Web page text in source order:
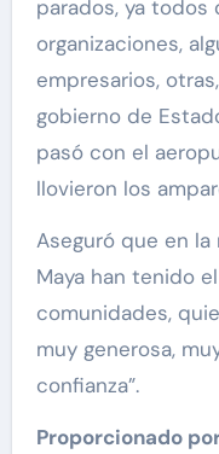
parados, ya todos
organizaciones,
empresarios,
gobierno de
pasó con el
llovieron los
Aseguró que en la
Maya han tenido
comunidades,
muy generosa,
confianza”.
Proporcionado